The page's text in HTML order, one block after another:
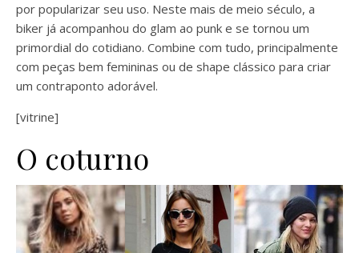
por popularizar seu uso. Neste mais de meio século, a
biker já acompanhou do glam ao punk e se tornou um
primordial do cotidiano. Combine com tudo, principalmente
com peças bem femininas ou de shape clássico para criar
um contraponto adorável.
[vitrine]
O coturno